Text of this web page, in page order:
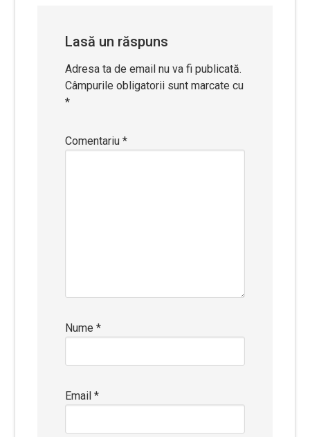
Lasă un răspuns
Adresa ta de email nu va fi publicată.
Câmpurile obligatorii sunt marcate cu
*
Comentariu*
Nume*
Email*